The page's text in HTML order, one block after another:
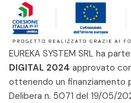
EUREKA SYSTEM SRL ha
DIGITAL 2024 approvato
ottenendo un finanziamento
Delibera n. 5071 del 19/05/